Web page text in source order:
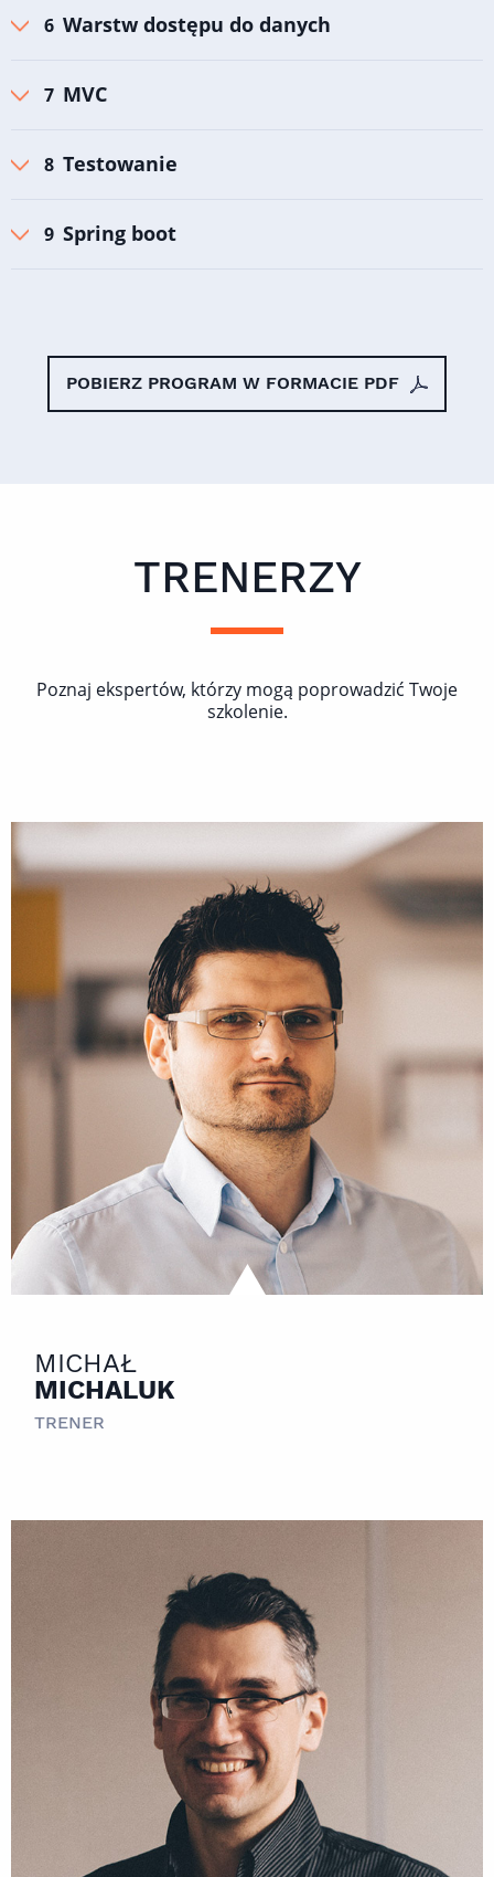
Warstw dostępu do danych
MVC
Testowanie
Spring boot
POBIERZ PROGRAM W FORMACIE PDF
TRENERZY
Poznaj ekspertów, którzy mogą poprowadzić Twoje
szkolenie.
MICHAŁ
MICHALUK
TRENER